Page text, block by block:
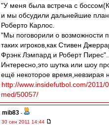
"У меня была встреча с
и мы обсудили дальнейшие
Роберто Карлос.
"Мы поговорили о возможности
таких игроков,как Стивен
Фрэнк Лэмпард и Роберт
Интересно,это шутка или шоу
ещё некоторое время,невзирая
http://www.insidefutbol.com/2011/
med/50057/
mib83 -
30 сен 2011 14:44